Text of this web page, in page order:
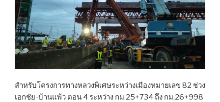
สำหรับโครงการทางหลวงพิเศษระหว่างเมืองหมายเลข 82 ช่วง
เอกชัย-บ้านแพ้ว ตอน 4 ระหว่าง กม.25+734 ถึง กม.26+998